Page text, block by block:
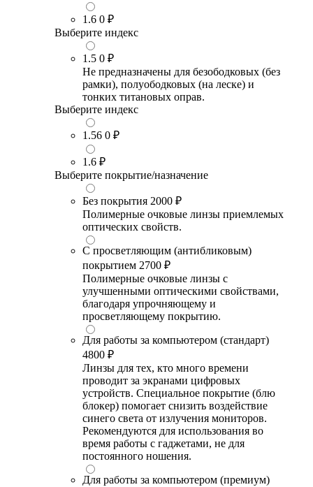
1.6 0 ₽
Выберите индекс
1.5 0 ₽
Не предназначены для безободковых (без
рамки), полуободковых (на леске) и
тонких титановых оправ.
Выберите индекс
1.56 0 ₽
1.6 ₽
Выберите покрытие/назначение
Без покрытия 2000 ₽
Полимерные очковые линзы приемлемых
оптических свойств.
С просветляющим (антибликовым)
покрытием 2700 ₽
Полимерные очковые линзы с
улучшенными оптическими свойствами,
благодаря упрочняющему и
просветляющему покрытию.
Для работы за компьютером (стандарт)
4800 ₽
Линзы для тех, кто много времени
проводит за экранами цифровых
устройств. Специальное покрытие (блю
блокер) помогает снизить воздействие
синего света от излучения мониторов.
Рекомендуются для использования во
время работы с гаджетами, не для
постоянного ношения.
Для работы за компьютером (премиум)